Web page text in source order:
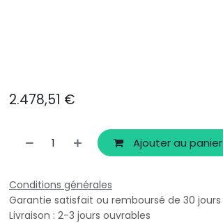
2.478,51 €
Ajouter au panier
Conditions générales
Garantie satisfait ou remboursé de 30 jours
Livraison : 2-3 jours ouvrables